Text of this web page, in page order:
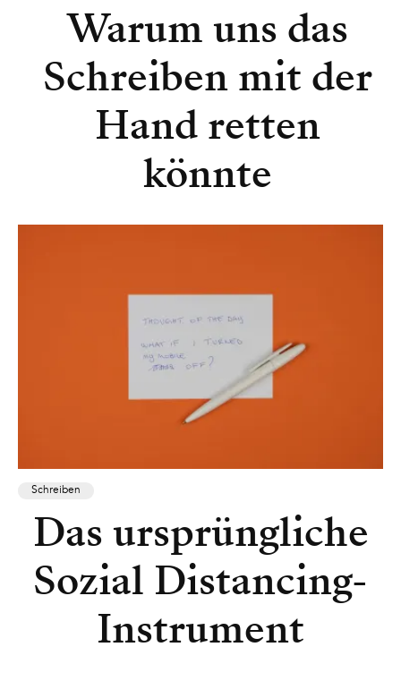
Warum uns das
Schreiben mit der
Hand retten
könnte
Schreiben
Das ursprüngliche
Sozial Distancing-
Instrument